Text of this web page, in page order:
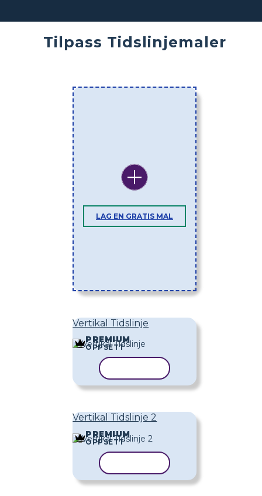
Tilpass Tidslinjemaler
LAG EN GRATIS MAL
Vertikal Tidslinje
PREMIUM
OPPSETT
Vertikal Tidslinje 2
PREMIUM
OPPSETT